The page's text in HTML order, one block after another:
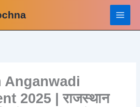
Anganwadi
2025 | राजस्थान